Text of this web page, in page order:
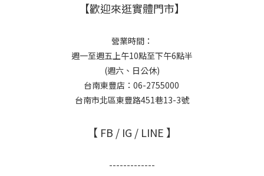
【歡迎來逛實體門市】
營業時間：
週一至週五上午10點至下午6點半
(週六、日公休)
台南東豐店：06-2755000
台南市北區東豐路451巷13-3號
【 FB / IG / LINE 】
-------------